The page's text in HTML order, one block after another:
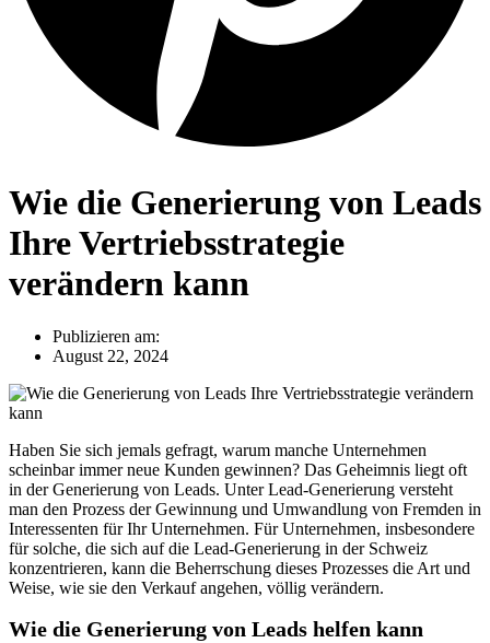
Wie die Generierung von Leads
Ihre Vertriebsstrategie
verändern kann
Publizieren am:
August 22, 2024
Haben Sie sich jemals gefragt, warum manche Unternehmen
scheinbar immer neue Kunden gewinnen? Das Geheimnis liegt oft
in der Generierung von Leads. Unter Lead-Generierung versteht
man den Prozess der Gewinnung und Umwandlung von Fremden in
Interessenten für Ihr Unternehmen. Für Unternehmen, insbesondere
für solche, die sich auf die Lead-Generierung in der Schweiz
konzentrieren, kann die Beherrschung dieses Prozesses die Art und
Weise, wie sie den Verkauf angehen, völlig verändern.
Wie die Generierung von Leads helfen kann